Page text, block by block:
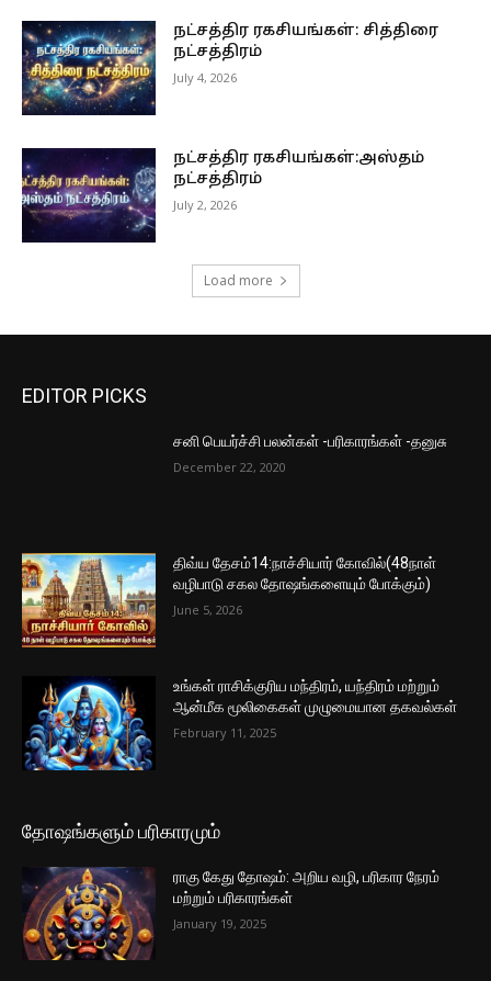
நட்சத்திர ரகசியங்கள்: சித்திரை
நட்சத்திரம்
July 4, 2026
நட்சத்திர ரகசியங்கள்:அஸ்தம்
நட்சத்திரம்
July 2, 2026
Load more
EDITOR PICKS
சனி பெயர்ச்சி பலன்கள் -பரிகாரங்கள் -தனுசு
December 22, 2020
திவ்ய தேசம்14:நாச்சியார் கோவில்(48நாள்
வழிபாடு சகல தோஷங்களையும் போக்கும்)
June 5, 2026
உங்கள் ராசிக்குரிய மந்திரம், யந்திரம் மற்றும்
ஆன்மீக மூலிகைகள் முழுமையான தகவல்கள்
February 11, 2025
தோஷங்களும் பரிகாரமும்
ராகு கேது தோஷம்: அறிய வழி, பரிகார நேரம்
மற்றும் பரிகாரங்கள்
January 19, 2025